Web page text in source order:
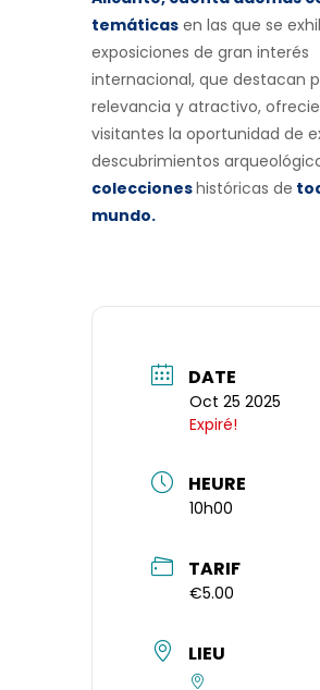
temáticas en las que se
exposiciones de gran interés
internacional, que destacan
relevancia y atractivo,
visitantes la oportunidad de
descubrimientos
coleccioneshistóricas de
mundo.
DATE
Oct 25 2025
Expiré!
HEURE
10h00
TARIF
€5.00
LIEU